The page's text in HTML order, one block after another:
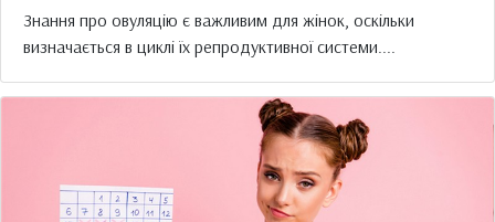
Знання про овуляцію є важливим для жінок, оскільки
визначається в циклі їх репродуктивної системи....